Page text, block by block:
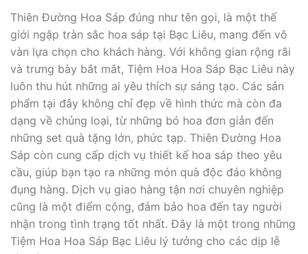
Thiên Đường Hoa Sáp đúng như tên gọi, là một thế
giới ngập tràn sắc hoa sáp tại Bạc Liêu, mang đến vô
vàn lựa chọn cho khách hàng. Với không gian rộng rãi
và trưng bày bắt mắt, Tiệm Hoa Hoa Sáp Bạc Liêu này
luôn thu hút những ai yêu thích sự sáng tạo. Các sản
phẩm tại đây không chỉ đẹp về hình thức mà còn đa
dạng về chủng loại, từ những bó hoa đơn giản đến
những set quà tặng lớn, phức tạp. Thiên Đường Hoa
Sáp còn cung cấp dịch vụ thiết kế hoa sáp theo yêu
cầu, giúp bạn tạo ra những món quà độc đáo không
đụng hàng. Dịch vụ giao hàng tận nơi chuyên nghiệp
cũng là một điểm cộng, đảm bảo hoa đến tay người
nhận trong tình trạng tốt nhất. Đây là một trong những
Tiệm Hoa Hoa Sáp Bạc Liêu lý tưởng cho các dịp lễ